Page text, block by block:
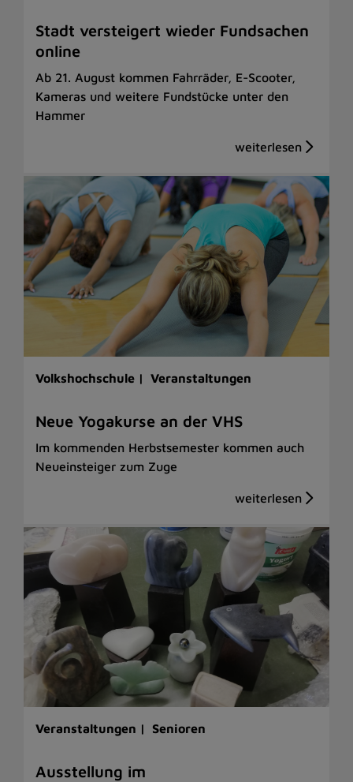
Stadt versteigert wieder Fundsachen
online
Ab 21. August kommen Fahrräder, E-Scooter,
Kameras und weitere Fundstücke unter den
Hammer
Volkshochschule | Veranstaltungen
Neue Yogakurse an der VHS
Im kommenden Herbstsemester kommen auch
Neueinsteiger zum Zuge
Veranstaltungen | Senioren
Ausstellung im